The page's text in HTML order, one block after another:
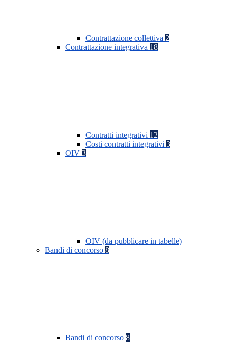
Contrattazione collettiva 2
Contrattazione integrativa 18
Contratti integrativi 12
Costi contratti integrativi 3
OIV 3
OIV (da pubblicare in tabelle)
Bandi di concorso 8
Bandi di concorso 8